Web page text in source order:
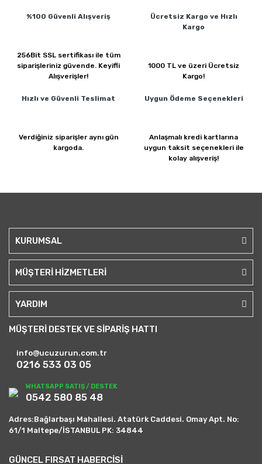
%100 Güvenli Alışveriş
256Bit SSL sertifikası ile tüm
siparişleriniz güvende. Keyifli
Alışverişler!
Ücretsiz Kargo ve Hızlı
Kargo
1000 TL ve üzeri Ücretsiz
Kargo!
Hızlı ve Güvenli Teslimat
Verdiğiniz siparişler aynı gün
kargoda.
Uygun Ödeme Seçenekleri
Anlaşmalı kredi kartlarına
uygun taksit seçenekleri ile
kolay alışveriş!
KURUMSAL
MÜŞTERİ HİZMETLERİ
YARDIM
MÜŞTERİ DESTEK VE SİPARİŞ HATTI
info@ucuzurun.com.tr
0216 533 03 05
WHATSAPP SATIŞ / DESTEK
0542 580 85 48
Adres:Bağlarbaşı Mahallesi. Atatürk Caddesi. Omay Apt. No:
61/1 Maltepe/İSTANBUL PK: 34844
GÜNCEL FIRSAT HABERCİSİ